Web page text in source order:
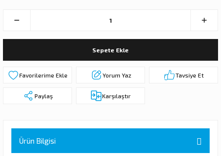
POMPA (MOTOR+POMPA)
Sepete Ekle
Yorum Yaz Tavsiye Et
Paylaş Karşılaştır
Ürün Bilgisi